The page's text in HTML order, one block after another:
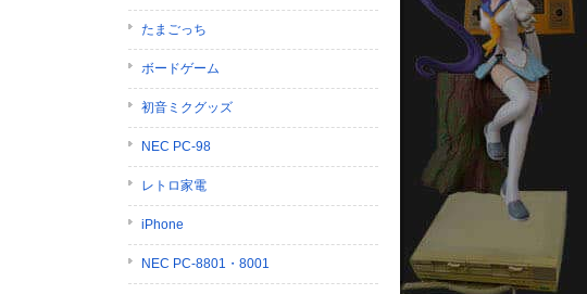
たまごっち
ボードゲーム
初音ミクグッズ
NEC PC-98
レトロ家電
iPhone
NEC PC-8801・8001